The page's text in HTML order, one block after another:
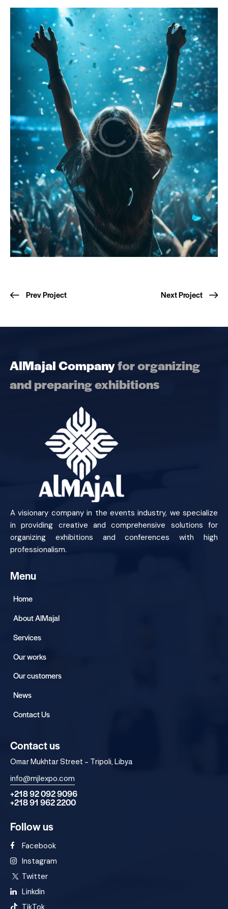
Prev Project Next Project
AlMajal Companyfor organizing
and preparing exhibitions
A visionary company in the events industry, we specialize
in providing creative and comprehensive solutions for
organizing exhibitions and conferences with high
professionalism.
Menu
Home
About AlMajal
Services
Our works
Our customers
News
Contact Us
Contact us
Omar Mukhtar Street – Tripoli, Libya
info@mjlexpo.com
+218 92 092 9096
+218 91 962 2200
Follow us
Facebook
Instagram
Twitter
Linkdin